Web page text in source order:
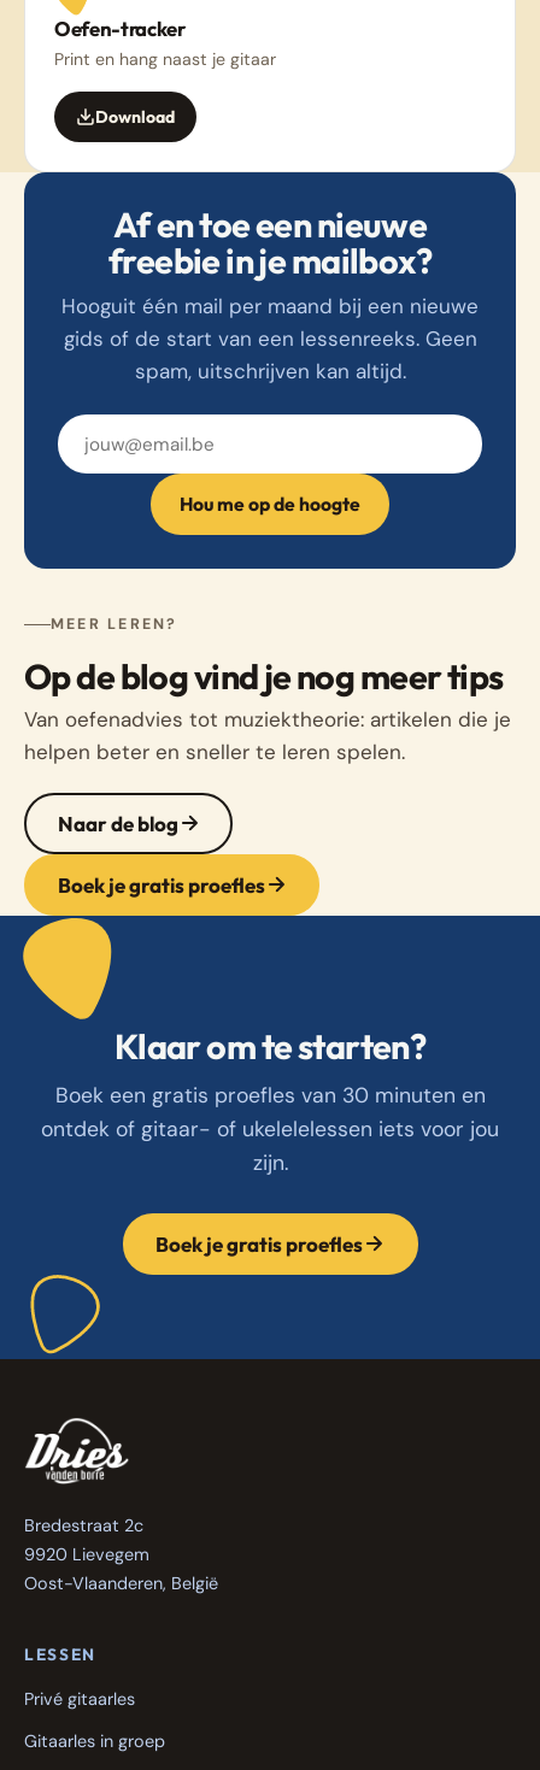
Oefen-tracker
Print en hang naast je gitaar
Download
Af en toe een nieuwe
freebie in je mailbox?
Hooguit één mail per maand bij een nieuwe
gids of de start van een lessenreeks. Geen
spam, uitschrijven kan altijd.
Hou me op de hoogte
MEER LEREN?
Op de blog vind je nog meer tips
Van oefenadvies tot muziektheorie: artikelen die je
helpen beter en sneller te leren spelen.
Naar de blog
Boek je gratis proefles
Klaar om te starten?
Boek een gratis proefles van 30 minuten en
ontdek of gitaar- of ukelelelessen iets voor jou
zijn.
Boek je gratis proefles
Bredestraat 2c
9920 Lievegem
Oost-Vlaanderen, België
LESSEN
Privé gitaarles
Gitaarles in groep